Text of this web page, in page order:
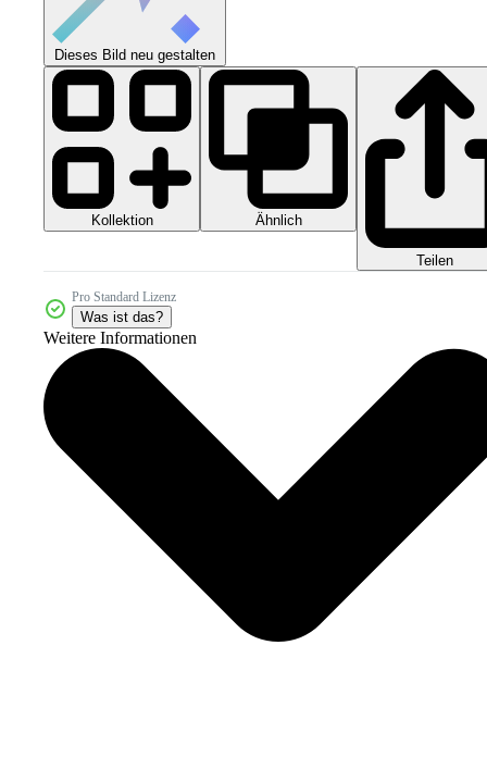
Dieses Bild neu gestalten
Kollektion Ähnlich
Teilen
Pro Standard Lizenz
Was ist das?
Weitere Informationen